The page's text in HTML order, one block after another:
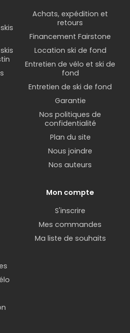
Achats, expédition et
retours
Financement Fairstone
Location ski de fond
Entretien de vélo et ski de
fond
Entretien de ski de fond
Garantie
Nos politiques de
confidentialité
Plan du site
Nous joindre
Nos auteurs
Mon compte
S'inscrire
Mes commandes
Ma liste de souhaits